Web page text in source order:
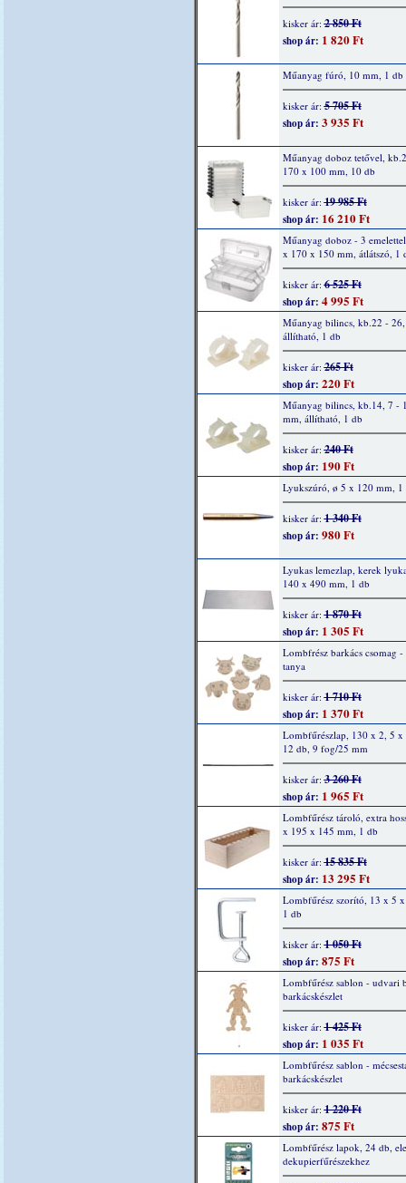
kisker ár:2 850 Ft
shop ár: 1 820 Ft
Műanyag fúró, 10 mm, 1 db
kisker ár:5 705 Ft
shop ár: 3 935 Ft
Műanyag doboz tetővel,
170 x 100 mm, 10 db
kisker ár:19 985 Ft
shop ár: 16 210 Ft
Műanyag doboz - 3
x 170 x 150 mm, átlátszó, 1
kisker ár:6 525 Ft
shop ár: 4 995 Ft
Műanyag bilincs, kb.22 -
állítható, 1 db
kisker ár:265 Ft
shop ár: 220 Ft
Műanyag bilincs, kb.14, 7 -
mm, állítható, 1 db
kisker ár:240 Ft
shop ár: 190 Ft
Lyukszúró, ø 5 x 120 mm, 1
kisker ár:1 340 Ft
shop ár: 980 Ft
Lyukas lemezlap, kerek
140 x 490 mm, 1 db
kisker ár:1 870 Ft
shop ár: 1 305 Ft
Lombfrész barkács csomag
tanya
kisker ár:1 710 Ft
shop ár: 1 370 Ft
Lombfűrészlap, 130 x 2, 5 x
12 db, 9 fog/25 mm
kisker ár:3 260 Ft
shop ár: 1 965 Ft
Lombfűrész tároló, extra
x 195 x 145 mm, 1 db
kisker ár:15 835 Ft
shop ár: 13 295 Ft
Lombfűrész szorító, 13 x 5
1 db
kisker ár:1 050 Ft
shop ár: 875 Ft
Lombfűrész sablon - udvari
barkácskészlet
kisker ár:1 425 Ft
shop ár: 1 035 Ft
Lombfűrész sablon -
barkácskészlet
kisker ár:1 220 Ft
shop ár: 875 Ft
Lombfűrész lapok, 24 db,
dekupierfűrészekhez